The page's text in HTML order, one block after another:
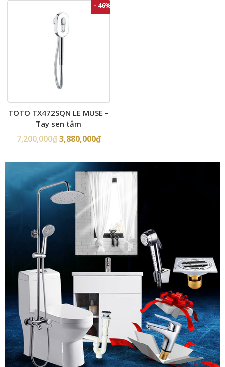
- 46%
TOTO TX472SQN LE MUSE –
Tay sen tắm
7,200,000₫3,880,000₫